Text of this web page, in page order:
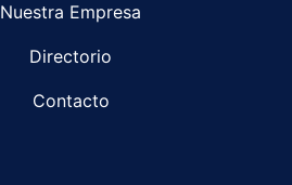
Nuestra Empresa
Directorio
Contacto